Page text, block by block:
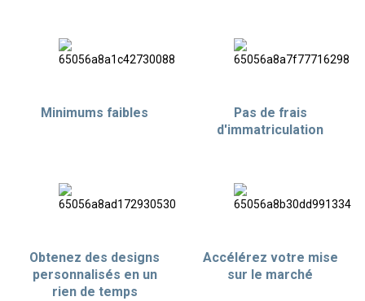
Minimums faibles
Pas de frais
d'immatriculation
Obtenez des designs
personnalisés en un
rien de temps
Accélérez votre mise
sur le marché